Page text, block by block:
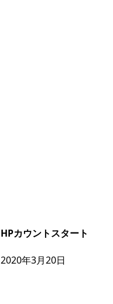
HPカウントスタート
2020年3月20日